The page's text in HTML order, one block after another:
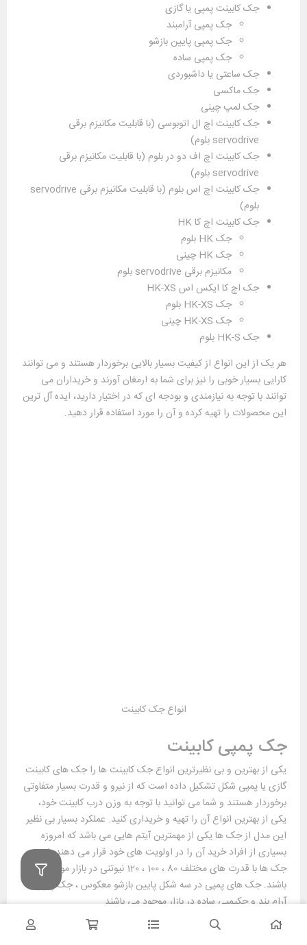
جک کابینت پمپی یا گازی
جک پمپی آرامبند
جک پمپی پایین بازشو
جک پمپی ساده
جک ساعتی یا داشبوردی
جک ماکسی
جک لمپ چینی
جک کابینت اچ ال اتوبوسی (با قابلیت مکانیزم برقی
servodrive بلوم)
جک کابینت اچ اف دو در بلوم (با قابلیت مکانیزم برقی
servodrive بلوم)
جک کابینت اچ اس بلوم (با قابلیت مکانیزم برقی servodrive
بلوم)
جک کابینت اچ کا HK
جک HK بلوم
جک HK چینی
مکانیزم برقی servodrive بلوم
جک اچ کا ایکس اس HK-XS
جک HK-XS بلوم
جک HK-XS چینی
جک HK-S بلوم
هر یک از این انواع از کیفیت بسیار بالایی برخوردار هستند و می توانند
کارایی بسیار خوبی را نیز برای شما به ارمغان آورند و خریداران می
توانند با توجه به نیازمندی و بودجه ای که در اختیار دارید، ایده آل ترین
این محصولات را تهیه کرده و آن را مورد استفاده قرار دهید.
انواع جک کابینت
جک پمپی کابینت
یکی از بهترین و بی نظیرترین انواع جک کابینت ها را جک های کابینت
گازی یا پمپی شکل تشکیل داده است که از نیرو و قدرت بسیار متفاوتی
برخوردار هستند و شما می توانید با توجه به وزن درب کابینت خود،
یکی از بهترین انواع آن را تهیه و خریداری کنید. عملکرد بسیار بی نظیر
این مدل از جک ها یکی از مهمترین آیتم هایی می باشد که امروزه
بسیاری از افراد خرید آن را در اولویت های خود قرار می دهند. این
جک ها با قدرت های مختلف 80 ، 100 ، 120 نیوتنی در بازار موجود می
باشند. جک های پمپی در سه شکل پایین بازشو معکوس ، جک پمپی
آرام بند و جکپمپی ساده در بازار موجود می باشند.